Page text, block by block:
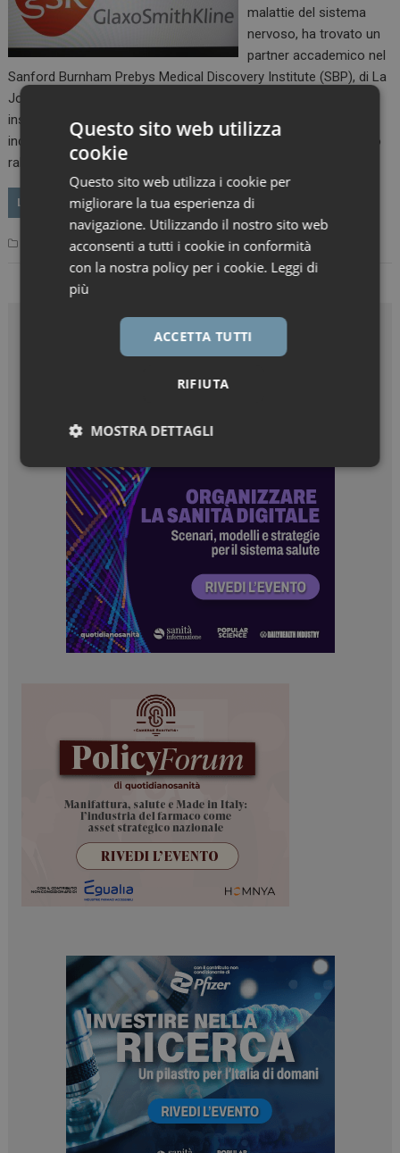
malattie del sistema
nervoso, ha trovato un
partner accademico nel
Sanford Burnham Prebys Medical Discovery Institute (SBP), di La
Jolla, in California. Gli scienziati di GSK e SBP lavoreranno
insieme per studiare le funzioni del cervello, con l’obiettivo di
individuare e convalidare nuovi bersagli terapeutici che possono
rallentare o invertire…
LEGGI
Inside Business GlaxoSmithKline Leave a comment
Questo sito web utilizza
cookie
Questo sito web utilizza i cookie per
migliorare la tua esperienza di
navigazione. Utilizzando il nostro sito web
acconsenti a tutti i cookie in conformità
con la nostra policy per i cookie. Leggi di
più
ACCETTA TUTTI
RIFIUTA
MOSTRA DETTAGLI
Necessari Marketing
Marketing
I cookie necessari contribuiscono a rendere fruibile il
sito web abilitandone funzionalità di base quali la
navigazione sulle pagine e l'accesso alle aree